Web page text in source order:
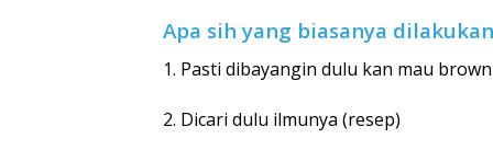
Apa sih yang biasanya
1. Pasti dibayangin dulu kan mau
2. Dicari dulu ilmunya (resep)